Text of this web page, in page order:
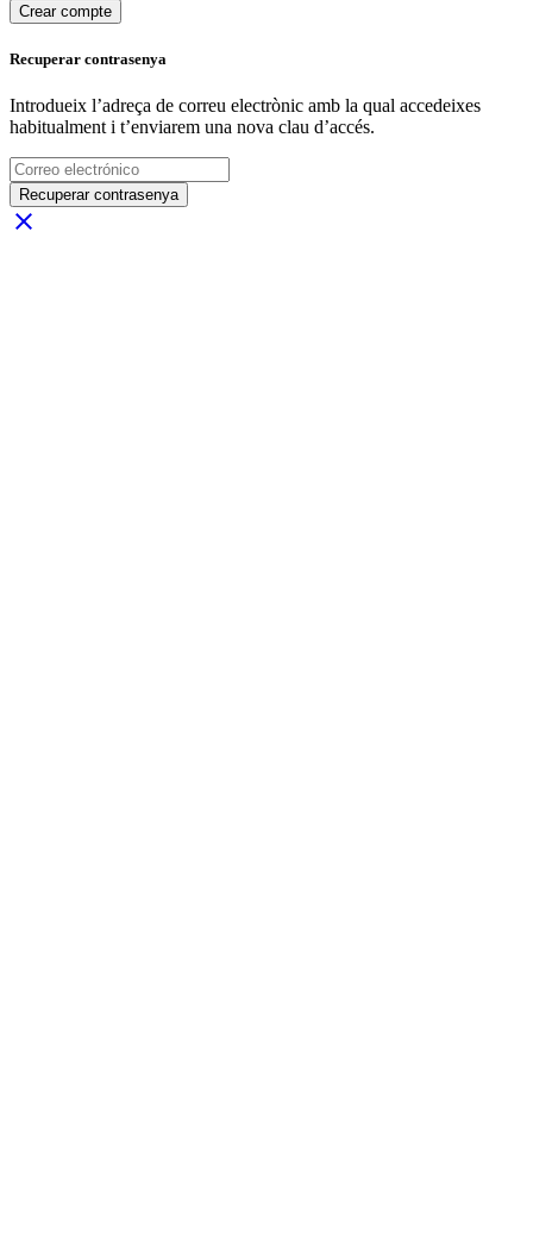
Crear compte
Recuperar contrasenya
Introdueix l’adreça de correu electrònic amb la qual accedeixes
habitualment i t’enviarem una nova clau d’accés.
Recuperar contrasenya
close